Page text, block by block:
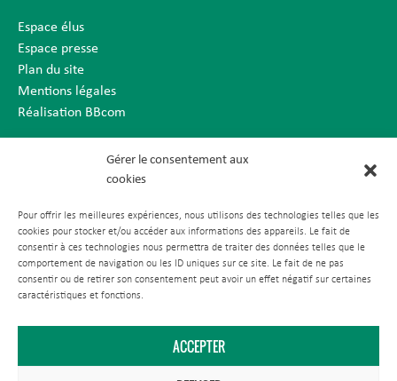
Gérer le consentement aux
cookies
Pour offrir les meilleures expériences, nous utilisons des technologies telles que les
cookies pour stocker et/ou accéder aux informations des appareils. Le fait de
consentir à ces technologies nous permettra de traiter des données telles que le
comportement de navigation ou les ID uniques sur ce site. Le fait de ne pas
consentir ou de retirer son consentement peut avoir un effet négatif sur certaines
caractéristiques et fonctions.
ACCEPTER
Espace élus
Espace presse
Plan du site
Mentions légales
Réalisation BBcom